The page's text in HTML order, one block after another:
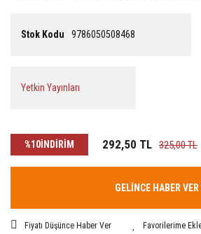
Stok Kodu 9786050508468
Yetkin Yayınları
%10İNDİRİM 292,50 TL 325,00 TL
GELİNCE HABER VER
Fiyatı Düşünce Haber Ver